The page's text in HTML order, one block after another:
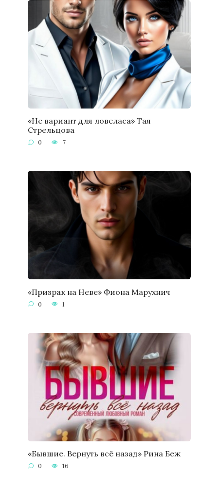
«Не вариант для ловеласа» Тая
Стрельцова
0 7
«Призрак на Неве» Фиона Марухнич
0 1
«Бывшие. Вернуть всё назад» Рина Беж
0 16